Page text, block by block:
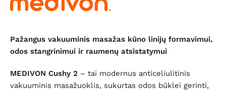
Pažangus vakuuminis masažas kūno linijų formavimui,
odos stangrinimui ir raumenų atsistatymui
MEDIVON Cushy 2 – tai modernus anticeliulitinis
vakuuminis masažuoklis, sukurtas odos būklei gerinti,